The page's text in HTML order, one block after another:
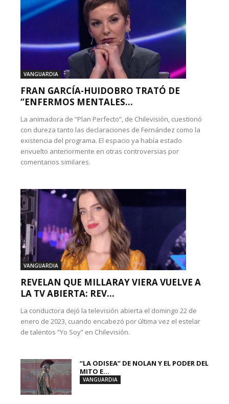
VANGUARDIA
FRAN GARCÍA-HUIDOBRO TRATÓ DE
“ENFERMOS MENTALES...
La animadora de “Plan Perfecto”, de Chilevisión, cuestionó
con dureza tanto las declaraciones de Fernández como la
existencia del programa. El espacio ya había estado
envuelto anteriormente en otras controversias por
comentarios similares.
VANGUARDIA
REVELAN QUE MILLARAY VIERA VUELVE A
LA TV ABIERTA: REV...
La conductora dejó la televisión abierta el domingo 22 de
enero de 2023, cuando encabezó por última vez el estelar
de talentos “Yo Soy” en Chilevisión.
“LA ODISEA” DE NOLAN Y EL PODER DEL
MITO E...
VANGUARDIA